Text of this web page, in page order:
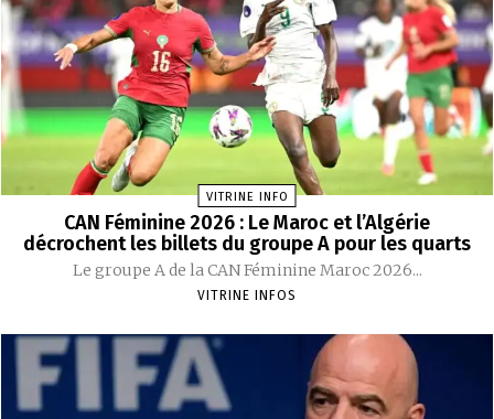
VITRINE INFO
CAN Féminine 2026 : Le Maroc et l’Algérie
décrochent les billets du groupe A pour les quarts
Le groupe A de la CAN Féminine Maroc 2026...
VITRINE INFOS